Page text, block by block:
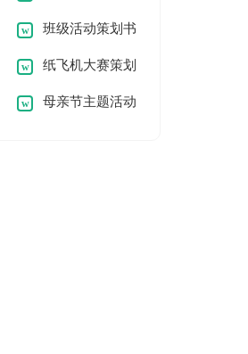
动策划书班级活动策划书
班级文化策划书
纸飞机大赛策划
书 母亲节主题活动